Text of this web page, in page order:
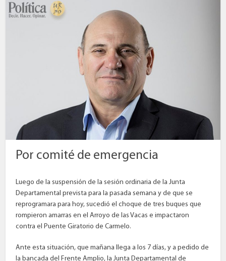
Por comité de emergencia
Luego de la suspensión de la sesión ordinaria de la Junta
Departamental prevista para la pasada semana y de que se
reprogramara para hoy, sucedió el choque de tres buques que
rompieron amarras en el Arroyo de las Vacas e impactaron
contra el Puente Giratorio de Carmelo.
Ante esta situación, que mañana llega a los 7 días, y a pedido de
la bancada del Frente Amplio, la Junta Departamental de